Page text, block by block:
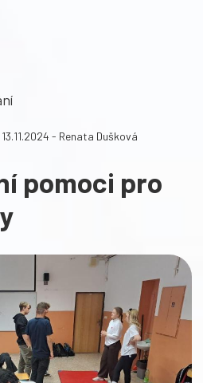
13.11.2024 - Renata Dušková
pomoci pro